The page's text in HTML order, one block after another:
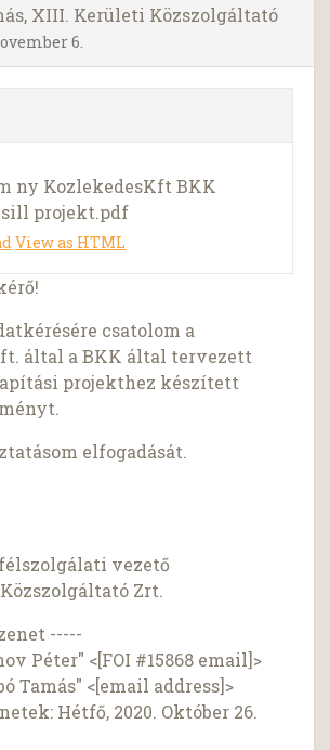
XIII. Kerületi Közszolgáltató
6.
ny KozlekedesKft BKK
projekt.pdf
View as HTML
csatolom a
által a BKK által tervezett
projekthez készített
elfogadását.
vezető
Zrt.
-----
Péter" <[FOI #15868 email]>
Tamás" <[email address]>
Hétfő, 2020. Október 26.